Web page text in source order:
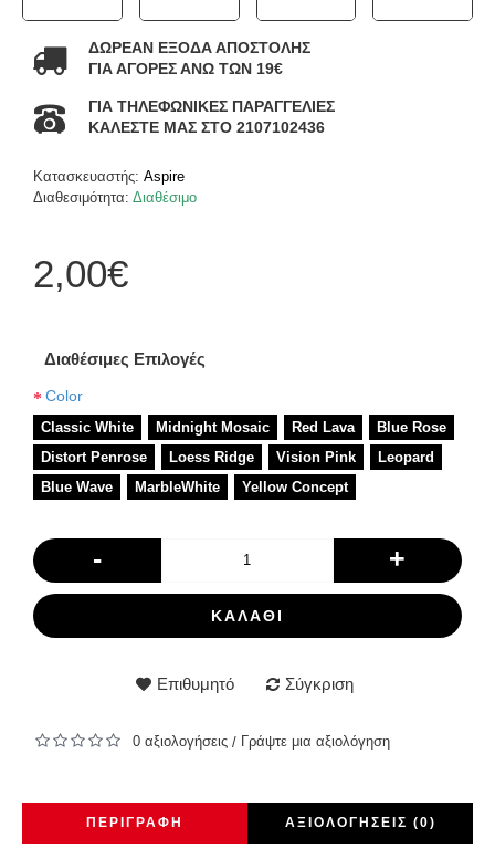
ΔΩΡΕΑΝ ΕΞΟΔΑ ΑΠΟΣΤΟΛΗΣ
ΓΙΑ ΑΓΟΡΕΣ ΑΝΩ ΤΩΝ 19€
ΓΙΑ ΤΗΛΕΦΩΝΙΚΕΣ ΠΑΡΑΓΓΕΛΙΕΣ
ΚΑΛΕΣΤΕ ΜΑΣ ΣΤΟ 2107102436
Κατασκευαστής: Aspire
Διαθεσιμότητα: Διαθέσιμο
2,00€
Διαθέσιμες Επιλογές
Color
Classic White Midnight Mosaic Red Lava
Blue Rose
Distort Penrose
Loess Ridge Vision Pink
Leopard
Blue Wave
MarbleWhite Yellow Concept
- +
ΚΑΛΆΘΙ
Επιθυμητό Σύγκριση
0 αξιολογήσεις / Γράψτε μια αξιολόγηση
ΠΕΡΙΓΡΑΦΉ ΑΞΙΟΛΟΓΉΣΕΙΣ (0)